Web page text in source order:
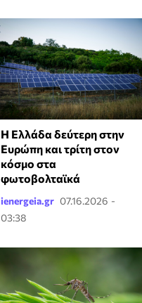
Η Ελλάδα δεύτερη στην
Ευρώπη και τρίτη στον
κόσμο στα
φωτοβολταϊκά
ienergeia.gr 07.16.2026 -
03:38